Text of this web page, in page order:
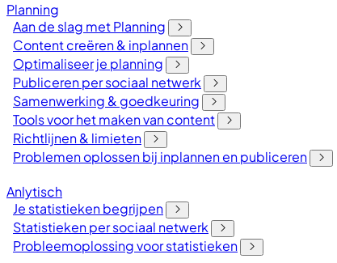
Planning
Aan de slag met Planning
Content creëren & inplannen
Optimaliseer je planning
Publiceren per sociaal netwerk
Samenwerking & goedkeuring
Tools voor het maken van content
Richtlijnen & limieten
Problemen oplossen bij inplannen en publiceren
Anlytisch
Je statistieken begrijpen
Statistieken per sociaal netwerk
Probleemoplossing voor statistieken